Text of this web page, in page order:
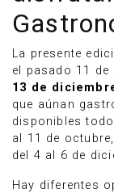
La presente
el pasado 11
13 de
que aúnan
disponibles
al 11 de
del 4 al 6 de
Hay diferentes